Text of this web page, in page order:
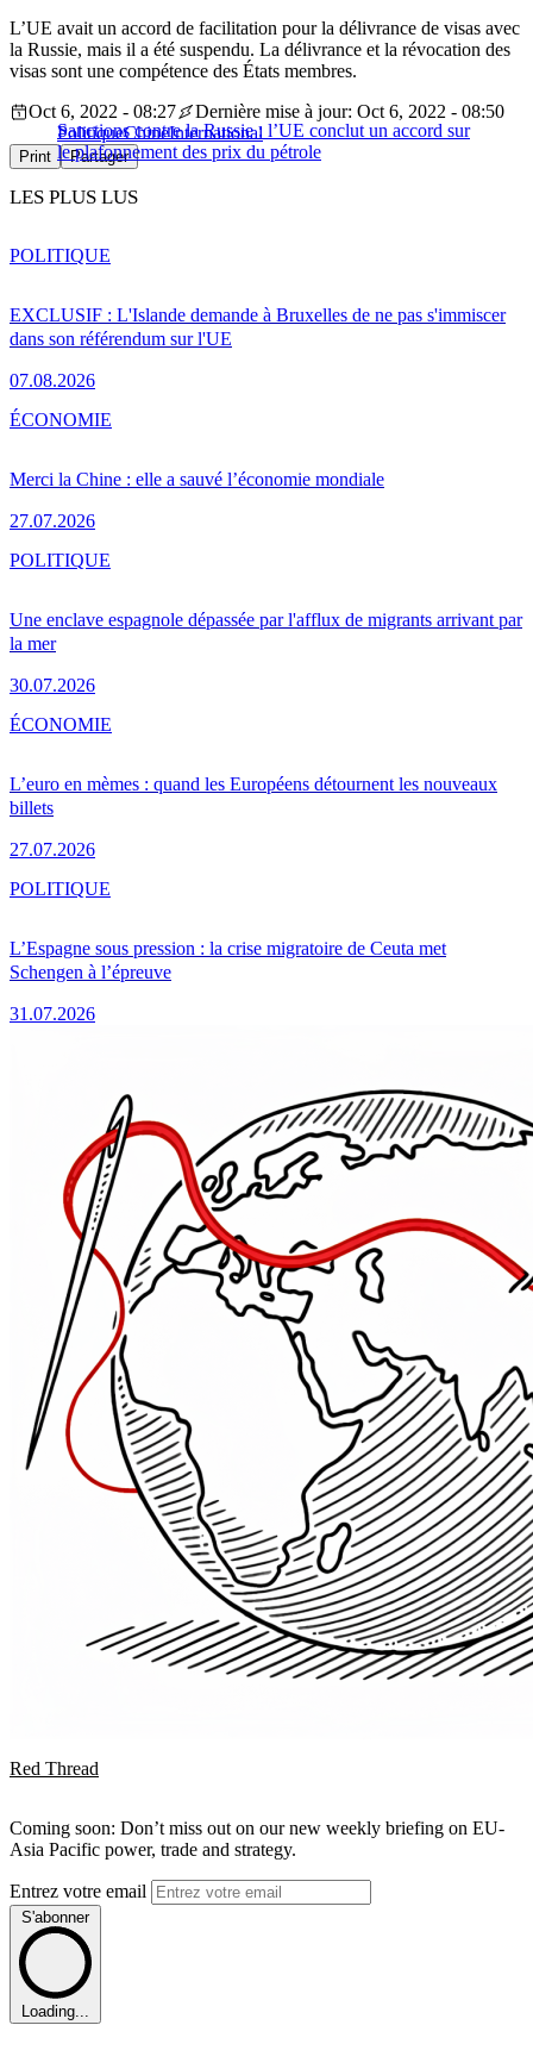
L’UE avait un accord de facilitation pour la délivrance de visas avec
la Russie, mais il a été suspendu. La délivrance et la révocation des
visas sont une compétence des États membres.
Sanctions contre la Russie : l’UE conclut un accord sur
le plafonnement des prix du pétrole
Oct 6, 2022 - 08:27
Dernière mise à jour: Oct 6, 2022 - 08:50
PolitiqueChineInternational
Print Partager
LES PLUS LUS
EXCLUSIF : L'Islande demande à Bruxelles de ne pas s'immiscer
dans son référendum sur l'UE
07.08.2026
POLITIQUE
Merci la Chine : elle a sauvé l’économie mondiale
27.07.2026
ÉCONOMIE
Une enclave espagnole dépassée par l'afflux de migrants arrivant par
la mer
30.07.2026
POLITIQUE
L’euro en mèmes : quand les Européens détournent les nouveaux
billets
27.07.2026
ÉCONOMIE
L’Espagne sous pression : la crise migratoire de Ceuta met
Schengen à l’épreuve
31.07.2026
POLITIQUE
Red Thread
Coming soon: Don’t miss out on our new weekly briefing on EU-
Asia Pacific power, trade and strategy.
Entrez votre email
S'abonner
Loading...